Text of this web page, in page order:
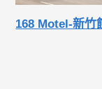
168 Motel-新竹